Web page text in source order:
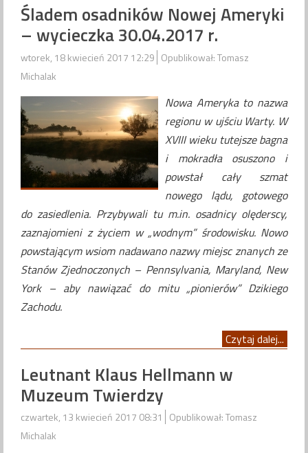
Śladem osadników Nowej Ameryki
– wycieczka 30.04.2017 r.
wtorek, 18 kwiecień 2017 12:29 Opublikował: Tomasz
Michalak
Nowa Ameryka to nazwa
regionu w ujściu Warty. W
XVIII wieku tutejsze bagna
i mokradła osuszono i
powstał cały szmat
nowego lądu, gotowego
do zasiedlenia. Przybywali tu m.in. osadnicy olęderscy,
zaznajomieni z życiem w „wodnym” środowisku. Nowo
powstającym wsiom nadawano nazwy miejsc znanych ze
Stanów Zjednoczonych – Pennsylvania, Maryland, New
York – aby nawiązać do mitu „pionierów” Dzikiego
Zachodu.
Czytaj dalej...
Leutnant Klaus Hellmann w
Muzeum Twierdzy
czwartek, 13 kwiecień 2017 08:31
Opublikował: Tomasz
Michalak